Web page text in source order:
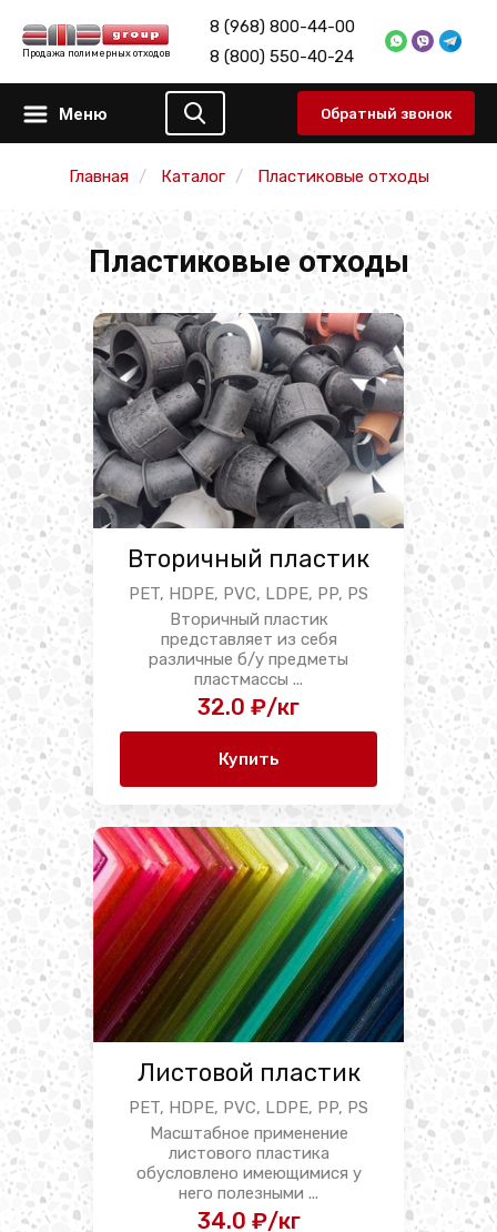
Продажа полимерных отходов
8 (968) 800-44-00
8 (800) 550-40-24
Меню Обратный звонок
Главная Каталог Пластиковые отходы
Пластиковые отходы
Вторичный пластик
PET, HDPE, PVC, LDPE, PP, PS
Вторичный пластик
представляет из себя
различные б/у предметы
пластмассы ...
32.0 ₽/кг
Купить
Листовой пластик
PET, HDPE, PVC, LDPE, PP, PS
Масштабное применение
листового пластика
обусловлено имеющимися у
него полезными ...
34.0 ₽/кг